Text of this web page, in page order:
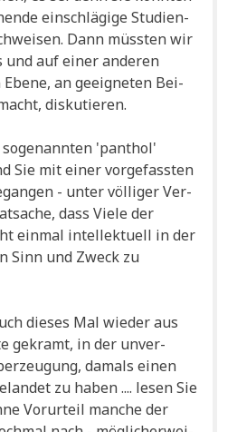
ein­schlä­gi­ge Stu­di­en­
Dann müss­ten wir
und auf einer ande­ren
an geeig­ne­ten Bei­
diskutieren.
soge­nann­ten 'pan­thol'
Sie mit einer vor­ge­fass­ten
- unter völ­li­ger Ver­
dass Vie­le der
ein­mal intel­lek­tu­ell in der
Sinn und Zweck zu
die­ses Mal wie­der aus
gekramt, in der unver­
damals einen
zu haben .... lesen Sie
Vor­ur­teil man­che der